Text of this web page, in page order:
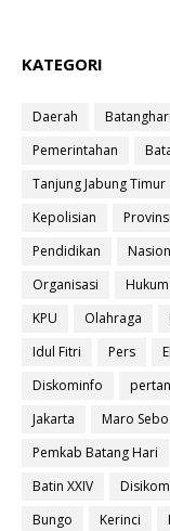
KATEGORI
Daerah Batanghari
Pemerintahan
Tanjung Jabung Timur
Kepolisian
Pendidikan
Organisasi
Hukum
KPU
Olahraga
Idul Fitri
Pers
Diskominfo
Jakarta
Maro
Pemkab Batang Hari
Batin XXIV
Bungo
Kerinci